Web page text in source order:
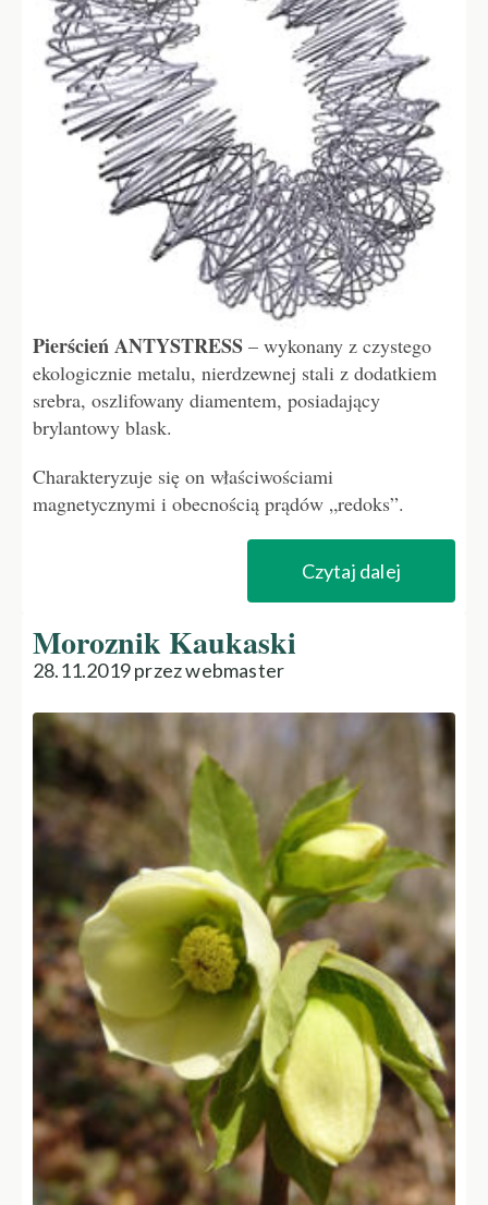
Pierścień ANTYSTRESS – wykonany z czystego
ekologicznie metalu, nierdzewnej stali z dodatkiem
srebra, oszlifowany diamentem, posiadający
brylantowy blask.
Charakteryzuje się on właściwościami
magnetycznymi i obecnością prądów „redoks”.
Czytaj dalej
Moroznik Kaukaski
28.11.2019 przez webmaster